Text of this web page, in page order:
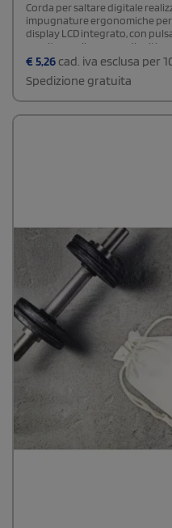
Corda per saltare digitale
impugnature ergonomiche per
display LCD integrato, con
monitorare il numero di salti e
con un occhio di riguardo per
in poliestere RPET con
riciclata, per promuovere la
ambientale. La custodia
corda è alimentata a batteria
€ 5,26 cad. iva esclusa per
Spedizione gratuita